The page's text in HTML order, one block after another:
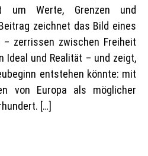
Werte, Grenzen und
zeichnet das Bild eines
zerrissen zwischen Freiheit
Ideal und Realität – und zeigt,
entstehen könnte: mit
von Europa als möglicher
[…]